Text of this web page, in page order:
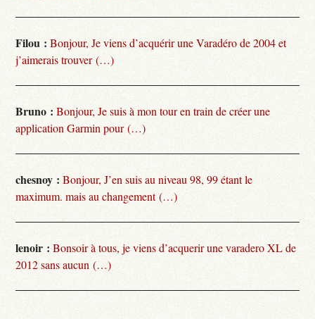
Filou : Bonjour, Je viens d’acquérir une Varadéro de 2004 et
j’aimerais trouver (…)
Bruno : Bonjour, Je suis à mon tour en train de créer une
application Garmin pour (…)
chesnoy : Bonjour, J’en suis au niveau 98, 99 étant le
maximum. mais au changement (…)
lenoir : Bonsoir à tous, je viens d’acquerir une varadero XL de
2012 sans aucun (…)